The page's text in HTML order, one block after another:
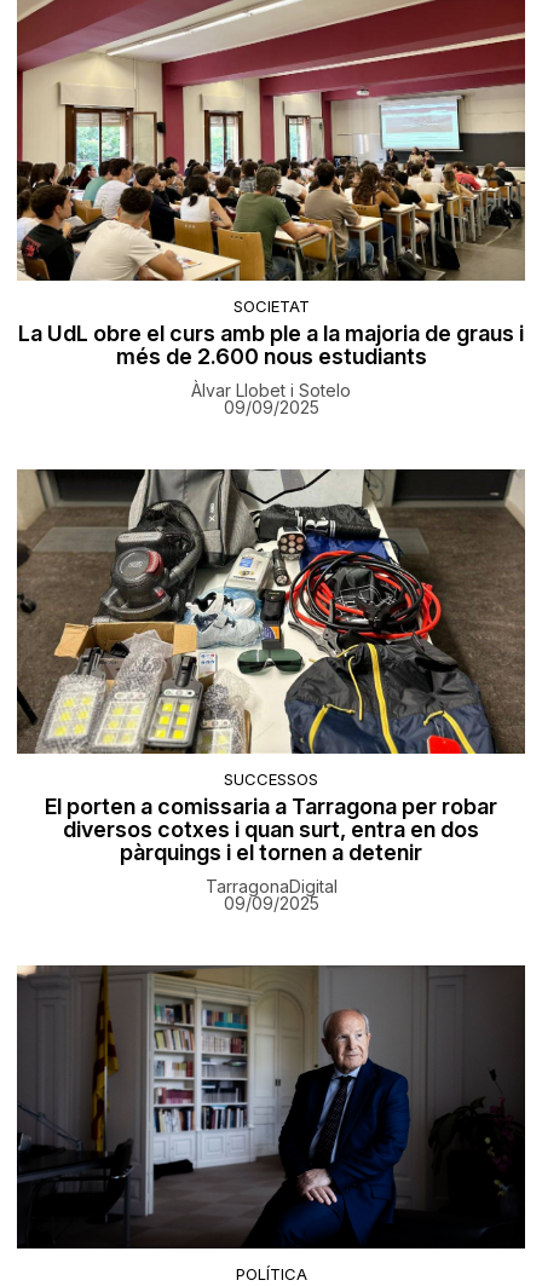
SOCIETAT
La UdL obre el curs amb ple a la majoria de graus i
més de 2.600 nous estudiants
Àlvar Llobet i Sotelo
09/09/2025
SUCCESSOS
El porten a comissaria a Tarragona per robar
diversos cotxes i quan surt, entra en dos
pàrquings i el tornen a detenir
TarragonaDigital
09/09/2025
POLÍTICA